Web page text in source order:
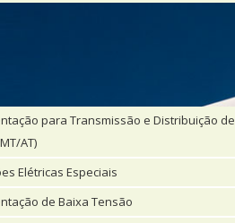
para Transmissão e Distribuição de
AT)
Elétricas Especiais
de Baixa Tensão